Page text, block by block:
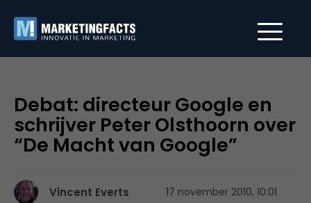
Debat: directeur Google en
schrijver Peter Olsthoorn over
“De Macht van Google”
Vincent Everts 17 november 2010, 10:01